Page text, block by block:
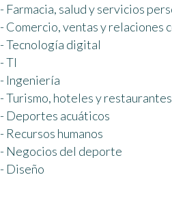
- Farmacia, salud y servicios
- Comercio, ventas y relaciones
- Tecnología digital
- TI
- Ingeniería
- Turismo, hoteles y restaurantes
- Deportes acuáticos
- Recursos humanos
- Negocios del deporte
- Diseño